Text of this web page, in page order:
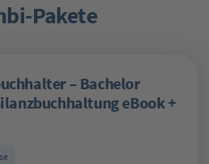
Pakete
– Bachelor
eBook +